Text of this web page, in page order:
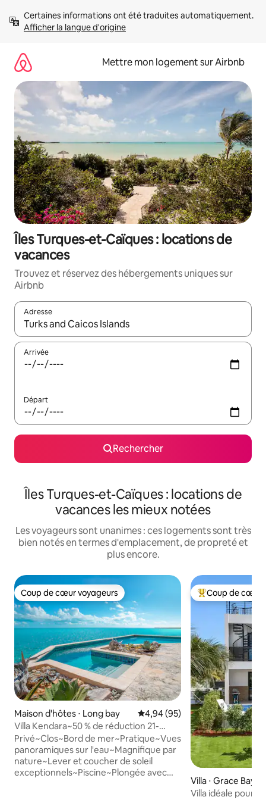
directement
Afficher la langue d'origine
Mettre mon logement sur Airbnb
Îles Turques-et-Caïques : locations de
vacances
Trouvez et réservez des hébergements uniques sur
Airbnb
Adresse
Lorsque les résultats s'affichent, utilisez les flèches vers le
Arrivée
Départ
Rechercher
Îles Turques-et-Caïques : locations de
vacances les mieux notées
Les voyageurs sont unanimes : ces logements sont très
bien notés en termes d'emplacement, de propreté et
plus encore.
Coup de cœur voyageurs
Coup de cœur voyageurs
Maison d'hôtes ⋅ Long bay Évaluation moyenne sur la
4,94 (95)
Villa Kendara~50 % de réduction 21-
25/08~Plage~Priv~Portail~Vue
Privé~Clos~Bord de mer~Pratique~Vues
panoramiques sur l'eau~Magnifique par
nature~Lever et coucher de soleil
exceptionnels~Piscine~Plongée avec
Coups de cœur
Coup de cœur
Villa ⋅ Grace Bay
Villa idéale pour